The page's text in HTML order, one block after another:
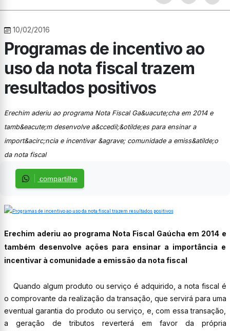
10/02/2016
Programas de incentivo ao
uso da nota fiscal trazem
resultados positivos
Erechim aderiu ao programa Nota Fiscal Ga&uacute;cha em 2014 e
tamb&eacute;m desenvolve a&ccedil;&otilde;es para ensinar a
import&acirc;ncia e incentivar &agrave; comunidade a emiss&atilde;o
da nota fiscal
compartilhe
Erechim aderiu ao programa Nota Fiscal Gaúcha em 2014 e
também desenvolve ações para ensinar a importância e
incentivar à comunidade a emissão da nota fiscal
Quando algum produto ou serviço é adquirido, a nota fiscal é
o comprovante da realização da transação, que servirá para uma
eventual garantia do produto ou serviço, e, com essa transação,
a geração de tributos reverterá em favor da própria